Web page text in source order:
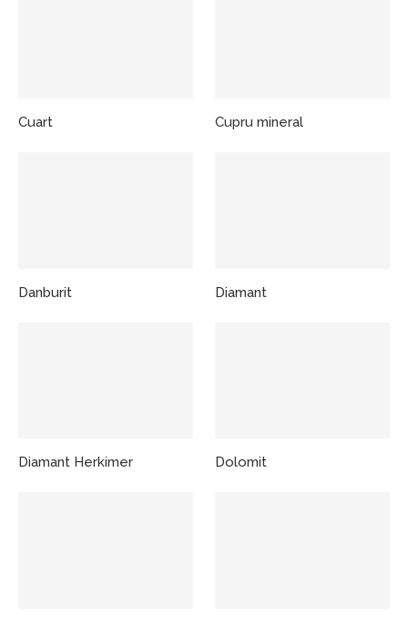
Cuart Cupru mineral
Danburit Diamant
Diamant Herkimer Dolomit